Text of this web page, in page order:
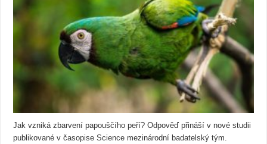
Jak vzniká zbarvení papouščího peří? Odpověď přináší v nové studii
publikované v časopise Science mezinárodní badatelský tým.